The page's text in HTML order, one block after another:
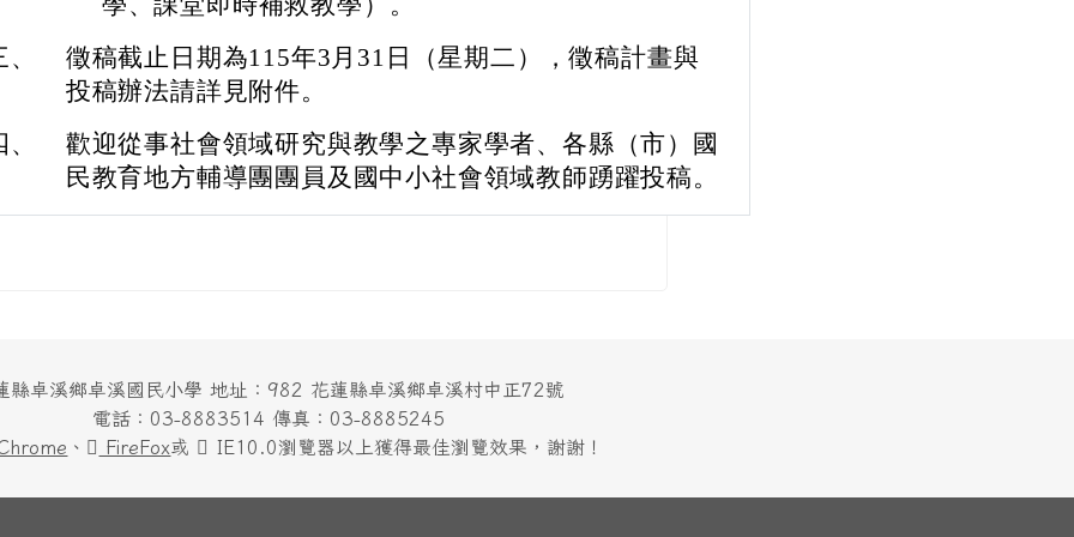
徵稿截止日期為115年3月31日（星期二），徵稿計畫與
投稿辦法請詳見附件。
歡迎從事社會領域研究與教學之專家學者、各縣（市）國
民教育地方輔導團團員及國中小社會領域教師踴躍投稿。
縣卓溪鄉卓溪國民小學 地址：982 花蓮縣卓溪鄉卓溪村中正72號
電話：03-8883514 傳真：03-8885245
、 FireFox或 IE10.0瀏覽器以上獲得最佳瀏覽效果，謝謝！